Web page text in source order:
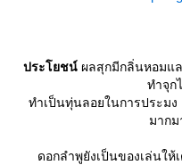
ประโยชน์ผลสุกมีกลิ่นหอมแล
ทำจุก
ทำเป็นทุ่นลอยในการประม
มากม
ดอกลำพูยังเป็นของเล่นให้